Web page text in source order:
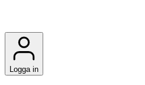
Logga in